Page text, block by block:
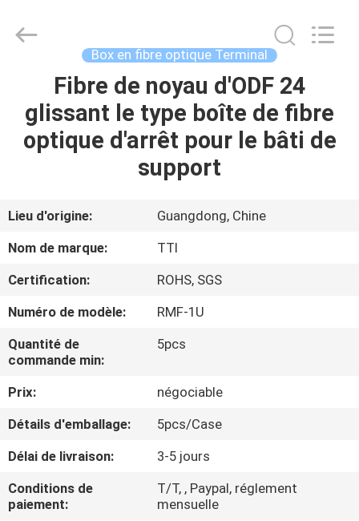
MAISON
DES
AU
SUJET
DE
VISITE
CONTRÔLE
DE
QUALITÉ
Communication
Tech.
Box en fibre optique Terminal
Fibre de noyau d'ODF 24
glissant le type boîte de fibre
optique d'arrêt pour le bâti de
support
Lieu d'origine:
Guangdong, Chine
Nom de marque:
TTI
Certification:
ROHS, SGS
Numéro de modèle:
RMF-1U
Quantité de
commande min:
5pcs
Prix:
négociable
Détails d'emballage:
5pcs/Case
Délai de livraison:
3-5 jours
Conditions de
paiement:
T/T, , Paypal, réglement
mensuelle